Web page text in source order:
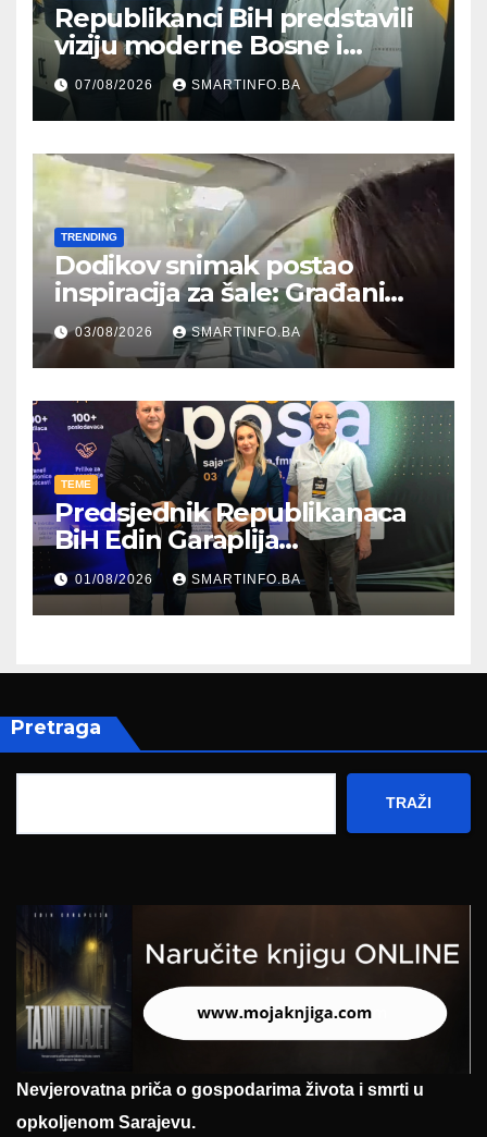
Republikanci BiH predstavili
viziju moderne Bosne i
Hercegovine ambasadoru
Njemačke
07/08/2026 SMARTINFO.BA
TRENDING
Dodikov snimak postao
inspiracija za šale: Građani
kroz parodiju poslali poruku
03/08/2026 SMARTINFO.BA
TEME
Predsjednik Republikanaca
BiH Edin Garaplija
prisustvovao prezentaciji
Federalnog sajma
zapošljavanja
01/08/2026 SMARTINFO.BA
Pretraga
TRAŽI
Nevjerovatna priča o gospodarima života i smrti u
opkoljenom Sarajevu.